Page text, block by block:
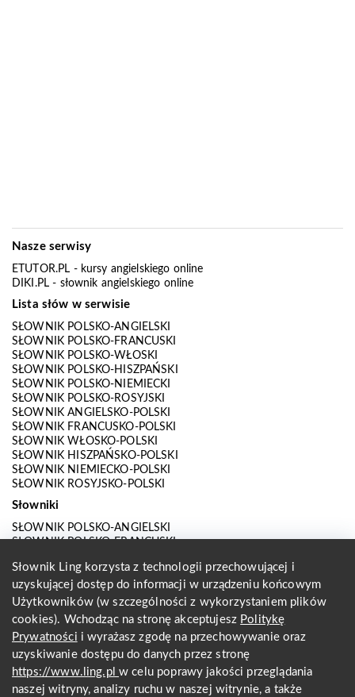
Nasze serwisy
ETUTOR.PL - kursy angielskiego online
DIKI.PL - słownik angielskiego online
Lista słów w serwisie
SŁOWNIK POLSKO-ANGIELSKI
SŁOWNIK POLSKO-FRANCUSKI
SŁOWNIK POLSKO-WŁOSKI
SŁOWNIK POLSKO-HISZPAŃSKI
SŁOWNIK POLSKO-NIEMIECKI
SŁOWNIK POLSKO-ROSYJSKI
SŁOWNIK ANGIELSKO-POLSKI
SŁOWNIK FRANCUSKO-POLSKI
SŁOWNIK WŁOSKO-POLSKI
SŁOWNIK HISZPAŃSKO-POLSKI
SŁOWNIK NIEMIECKO-POLSKI
SŁOWNIK ROSYJSKO-POLSKI
Słowniki
SŁOWNIK POLSKO-ANGIELSKI
SŁOWNIK POLSKO-FRANCUSKI
SŁOWNIK POLSKO-HISZPAŃSKI
SŁOWNIK POLSKO-NIEMIECKI
SŁOWNIK POLSKO-ROSYJSKI
SŁOWNIK ANGIELSKO-POLSKI
SŁOWNIK FRANCUSKO-POLSKI
SŁOWNIK WŁOSKO-POLSKI
SŁOWNIK HISZPAŃSKO-POLSKI
SŁOWNIK NIEMIECKO-POLSKI
SŁOWNIK ROSYJSKO-POLSKI
Słownik Ling korzysta z technologii przechowującej i
uzyskującej dostęp do informacji w urządzeniu końcowym
Użytkowników (w szczególności z wykorzystaniem plików
cookies). Wchodząc na stronę akceptujesz Politykę
Prywatności i wyrażasz zgodę na przechowywanie oraz
uzyskiwanie dostępu do danych przez stronę
https://www.ling.plw celu poprawy jakości przeglądania
naszej witryny, analizy ruchu w naszej witrynie, a także